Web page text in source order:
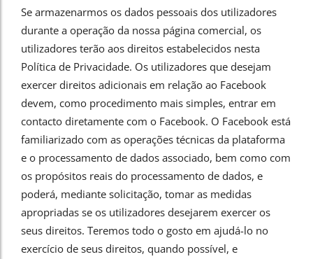
Se armazenarmos os dados pessoais dos utilizadores
durante a operação da nossa página comercial, os
utilizadores terão aos direitos estabelecidos nesta
Política de Privacidade. Os utilizadores que desejam
exercer direitos adicionais em relação ao Facebook
devem, como procedimento mais simples, entrar em
contacto diretamente com o Facebook. O Facebook está
familiarizado com as operações técnicas da plataforma
e o processamento de dados associado, bem como com
os propósitos reais do processamento de dados, e
poderá, mediante solicitação, tomar as medidas
apropriadas se os utilizadores desejarem exercer os
seus direitos. Teremos todo o gosto em ajudá-lo no
exercício de seus direitos, quando possível, e